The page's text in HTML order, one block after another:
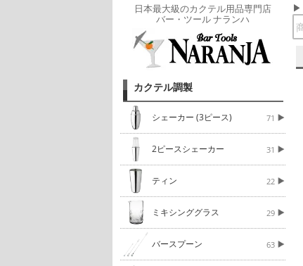
日本最大級のカクテル用品専門店
バー・ツール ナランハ
カクテル調製
シェーカー (3ピース) 71
2ピースシェーカー 31
ティン 22
ミキシンググラス 29
バースプーン 63